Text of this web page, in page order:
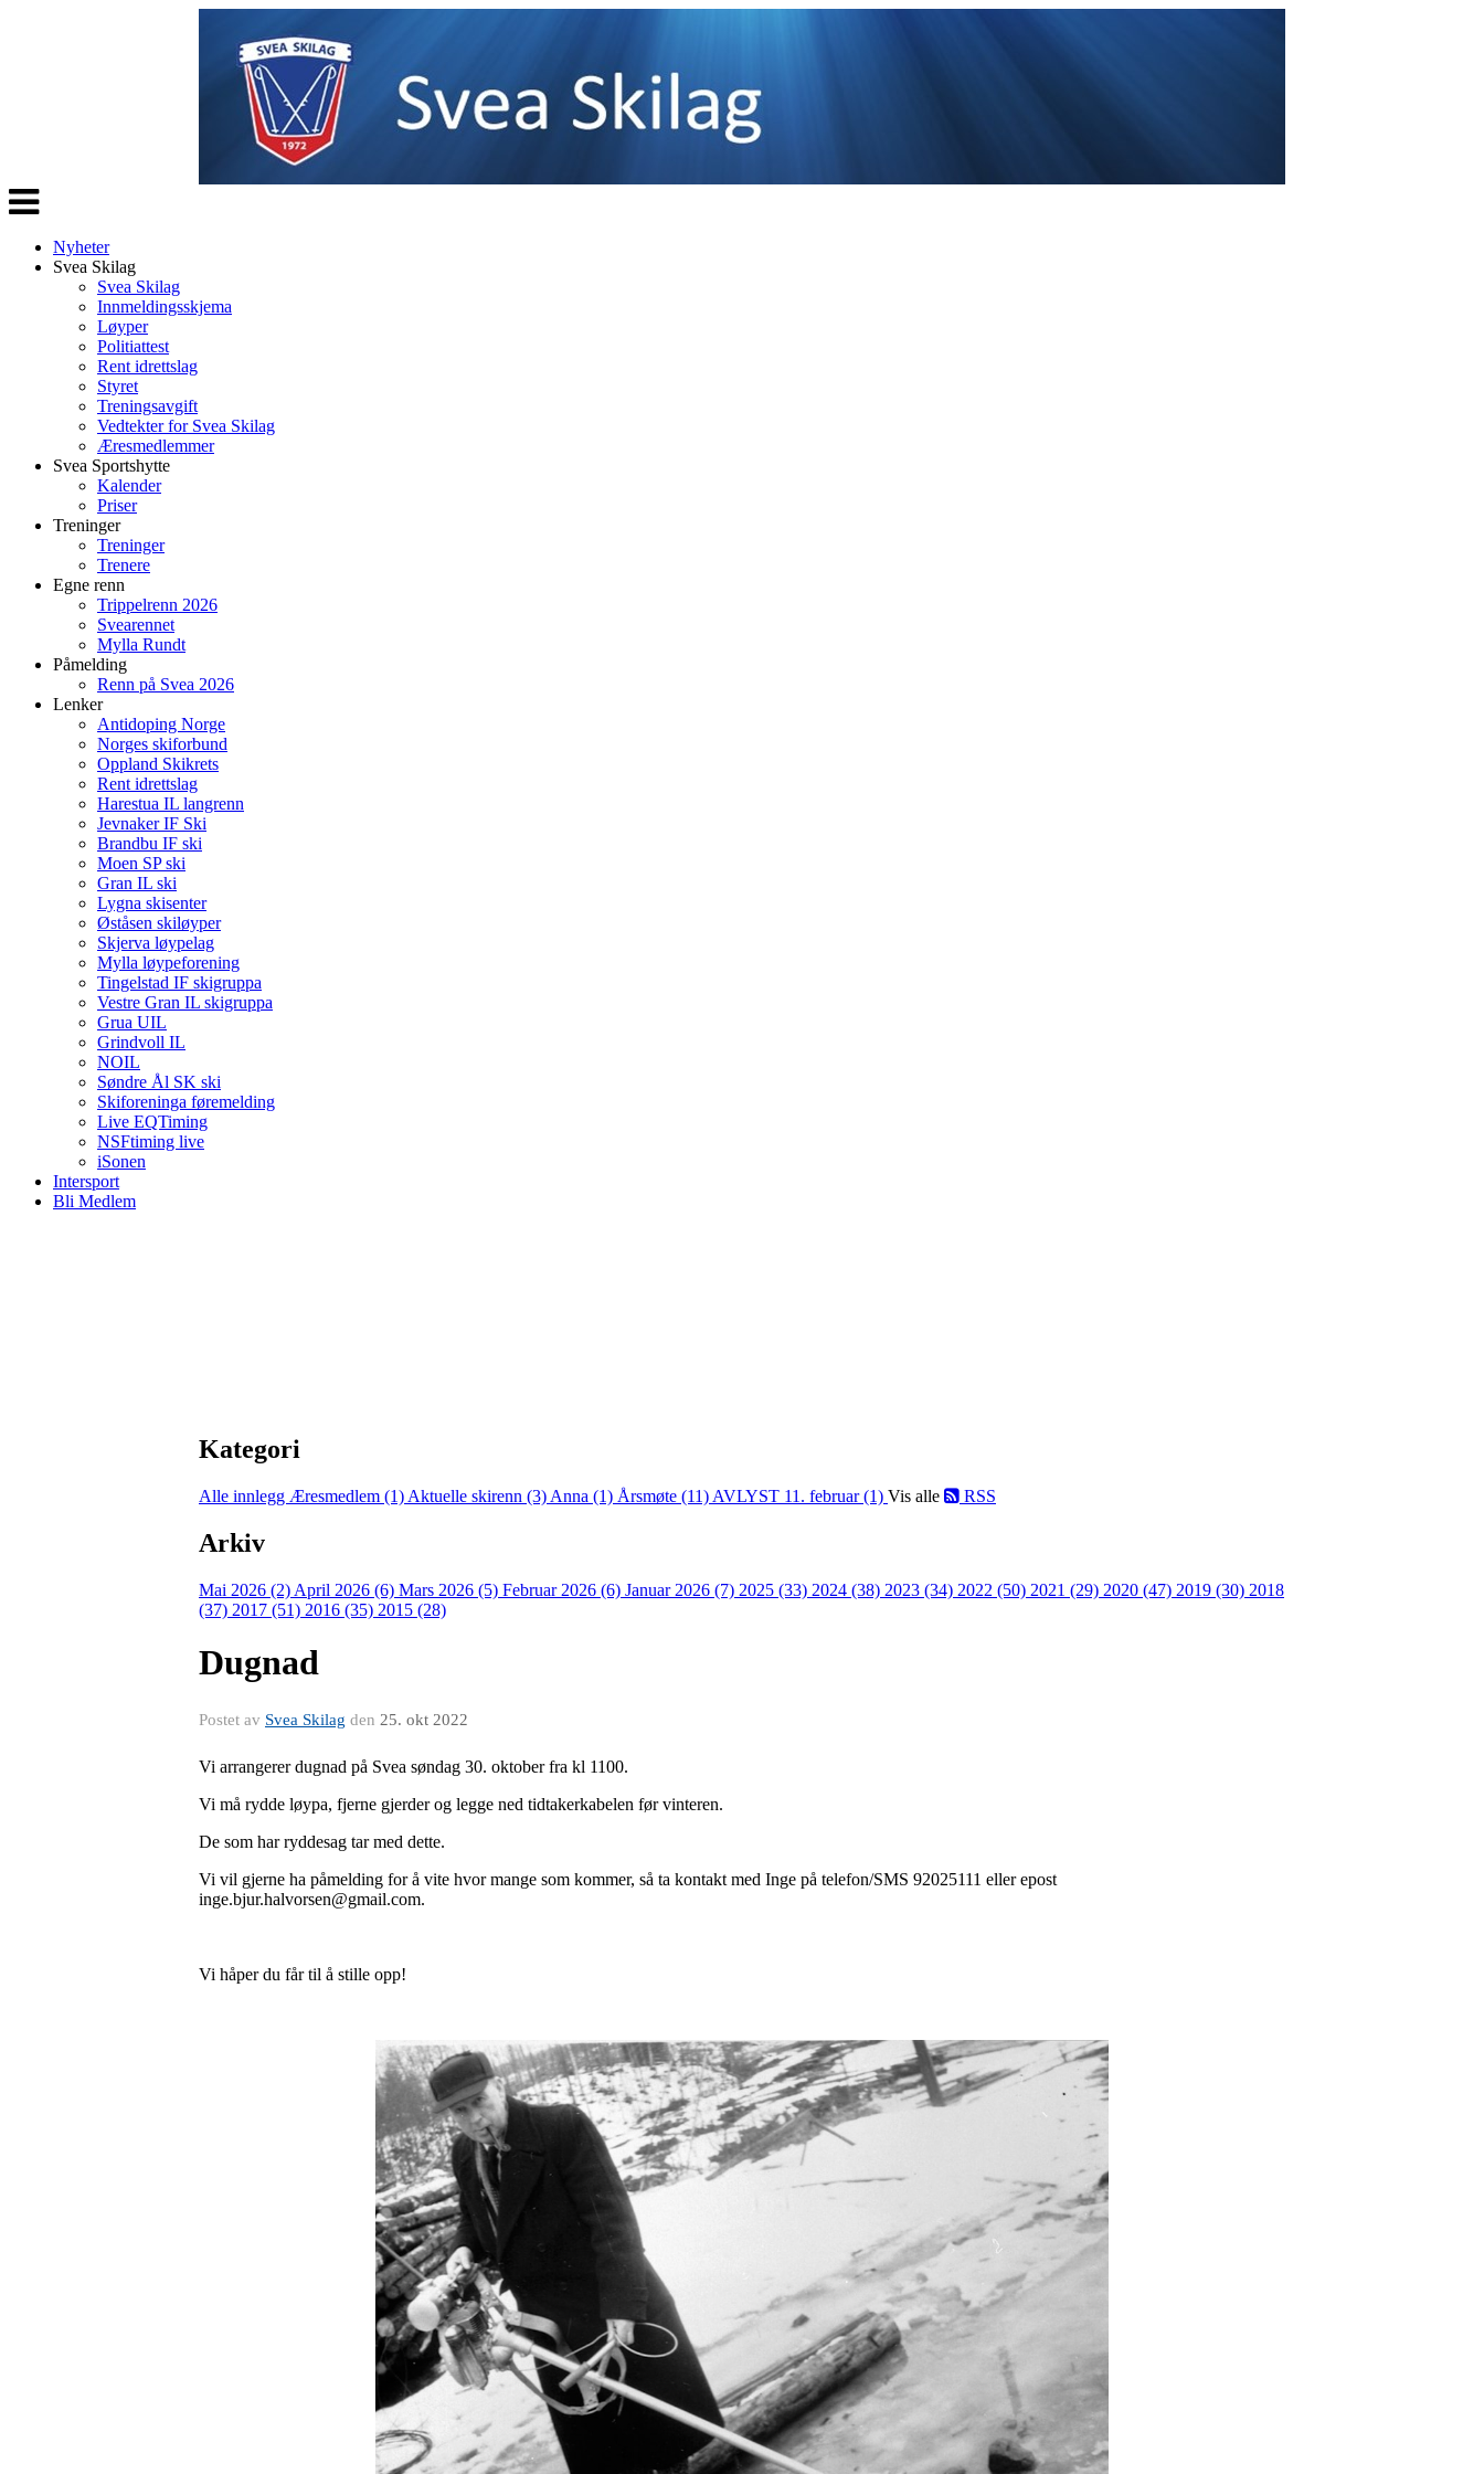
Veksle
navigasjon
Nyheter
Svea Skilag
Svea Skilag
Innmeldingsskjema
Løyper
Politiattest
Rent idrettslag
Styret
Treningsavgift
Vedtekter for Svea Skilag
Æresmedlemmer
Svea Sportshytte
Kalender
Priser
Treninger
Treninger
Trenere
Egne renn
Trippelrenn 2026
Svearennet
Mylla Rundt
Påmelding
Renn på Svea 2026
Lenker
Antidoping Norge
Norges skiforbund
Oppland Skikrets
Rent idrettslag
Harestua IL langrenn
Jevnaker IF Ski
Brandbu IF ski
Moen SP ski
Gran IL ski
Lygna skisenter
Øståsen skiløyper
Skjerva løypelag
Mylla løypeforening
Tingelstad IF skigruppa
Vestre Gran IL skigruppa
Grua UIL
Grindvoll IL
NOIL
Søndre Ål SK ski
Skiforeninga føremelding
Live EQTiming
NSFtiming live
iSonen
Intersport
Bli Medlem
Kategori
Alle innlegg Æresmedlem (1) Aktuelle skirenn (3) Anna (1) Årsmøte (11) AVLYST 11. februar (1) Vis alle RSS
Arkiv
Mai 2026 (2) April 2026 (6) Mars 2026 (5) Februar 2026 (6) Januar 2026 (7) 2025 (33) 2024 (38) 2023 (34) 2022 (50) 2021 (29) 2020 (47) 2019 (30) 2018
(37) 2017 (51) 2016 (35) 2015 (28)
Dugnad
Postet av Svea Skilag den 25. okt 2022
Vi arrangerer dugnad på Svea søndag 30. oktober fra kl 1100.
Vi må rydde løypa, fjerne gjerder og legge ned tidtakerkabelen før vinteren.
De som har ryddesag tar med dette.
Vi vil gjerne ha påmelding for å vite hvor mange som kommer, så ta kontakt med Inge på telefon/SMS 92025111 eller epost
inge.bjur.halvorsen@gmail.com.
Vi håper du får til å stille opp!